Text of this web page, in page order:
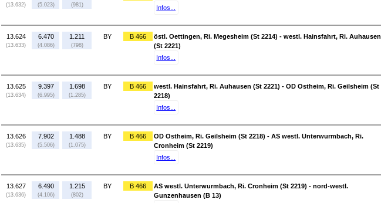
(13.632) (5.023) (981)
Infos...
13.624
(13.633)
6.470
(4.086)
1.211
(798)
BY B 466
östl. Oettingen, Ri. Megesheim (St 2214) - westl. Hainsfahrt, Ri. Auhausen
(St 2221)
Infos...
13.625
(13.634)
9.397
(6.995)
1.698
(1.285)
BY B 466
westl. Hainsfahrt, Ri. Auhausen (St 2221) - OD Ostheim, Ri. Geilsheim (St
2218)
Infos...
13.626
(13.635)
7.902
(5.506)
1.488
(1.075)
BY B 466
OD Ostheim, Ri. Geilsheim (St 2218) - AS westl. Unterwurmbach, Ri.
Cronheim (St 2219)
Infos...
13.627
(13.636)
6.490
(4.106)
1.215
(802)
BY B 466
AS westl. Unterwurmbach, Ri. Cronheim (St 2219) - nord-westl.
Gunzenhausen (B 13)